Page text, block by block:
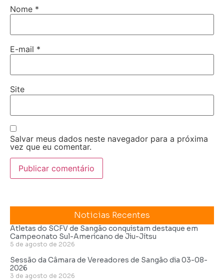
Nome *
E-mail *
Site
Salvar meus dados neste navegador para a próxima
vez que eu comentar.
Noticias Recentes
Atletas do SCFV de Sangão conquistam destaque em
Campeonato Sul-Americano de Jiu-Jítsu
5 de agosto de 2026
Sessão da Câmara de Vereadores de Sangão dia 03-08-
2026
3 de agosto de 2026